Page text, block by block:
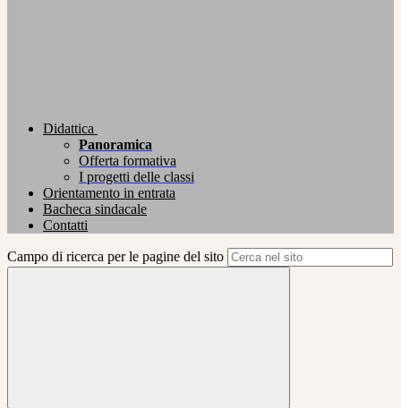
Didattica
Panoramica
Offerta formativa
I progetti delle classi
Orientamento in entrata
Bacheca sindacale
Contatti
Campo di ricerca per le pagine del sito